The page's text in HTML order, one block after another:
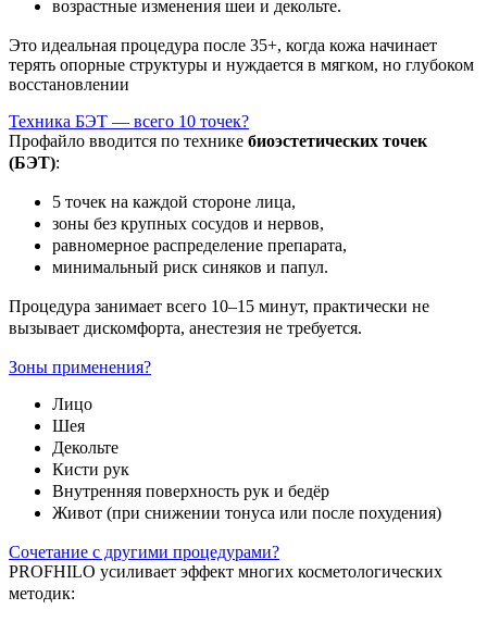
возрастные изменения шеи и декольте.
Это идеальная процедура после 35+, когда кожа начинает
терять опорные структуры и нуждается в мягком, но глубоком
восстановлении
Техника БЭТ — всего 10 точек?
Профайло вводится по технике биоэстетических точек
(БЭТ):
5 точек на каждой стороне лица,
зоны без крупных сосудов и нервов,
равномерное распределение препарата,
минимальный риск синяков и папул.
Процедура занимает всего 10–15 минут, практически не
вызывает дискомфорта, анестезия не требуется.
Зоны применения?
Лицо
Шея
Декольте
Кисти рук
Внутренняя поверхность рук и бедёр
Живот (при снижении тонуса или после похудения)
Сочетание с другими процедурами?
PROFHILO усиливает эффект многих косметологических
методик: